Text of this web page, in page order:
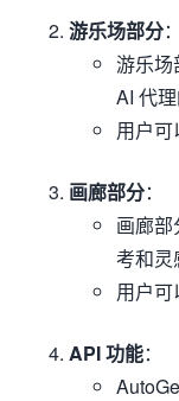
游乐场部分：
游乐场
AI 代理
用户可
画廊部分：
画廊
考和灵
用户可
API 功能：